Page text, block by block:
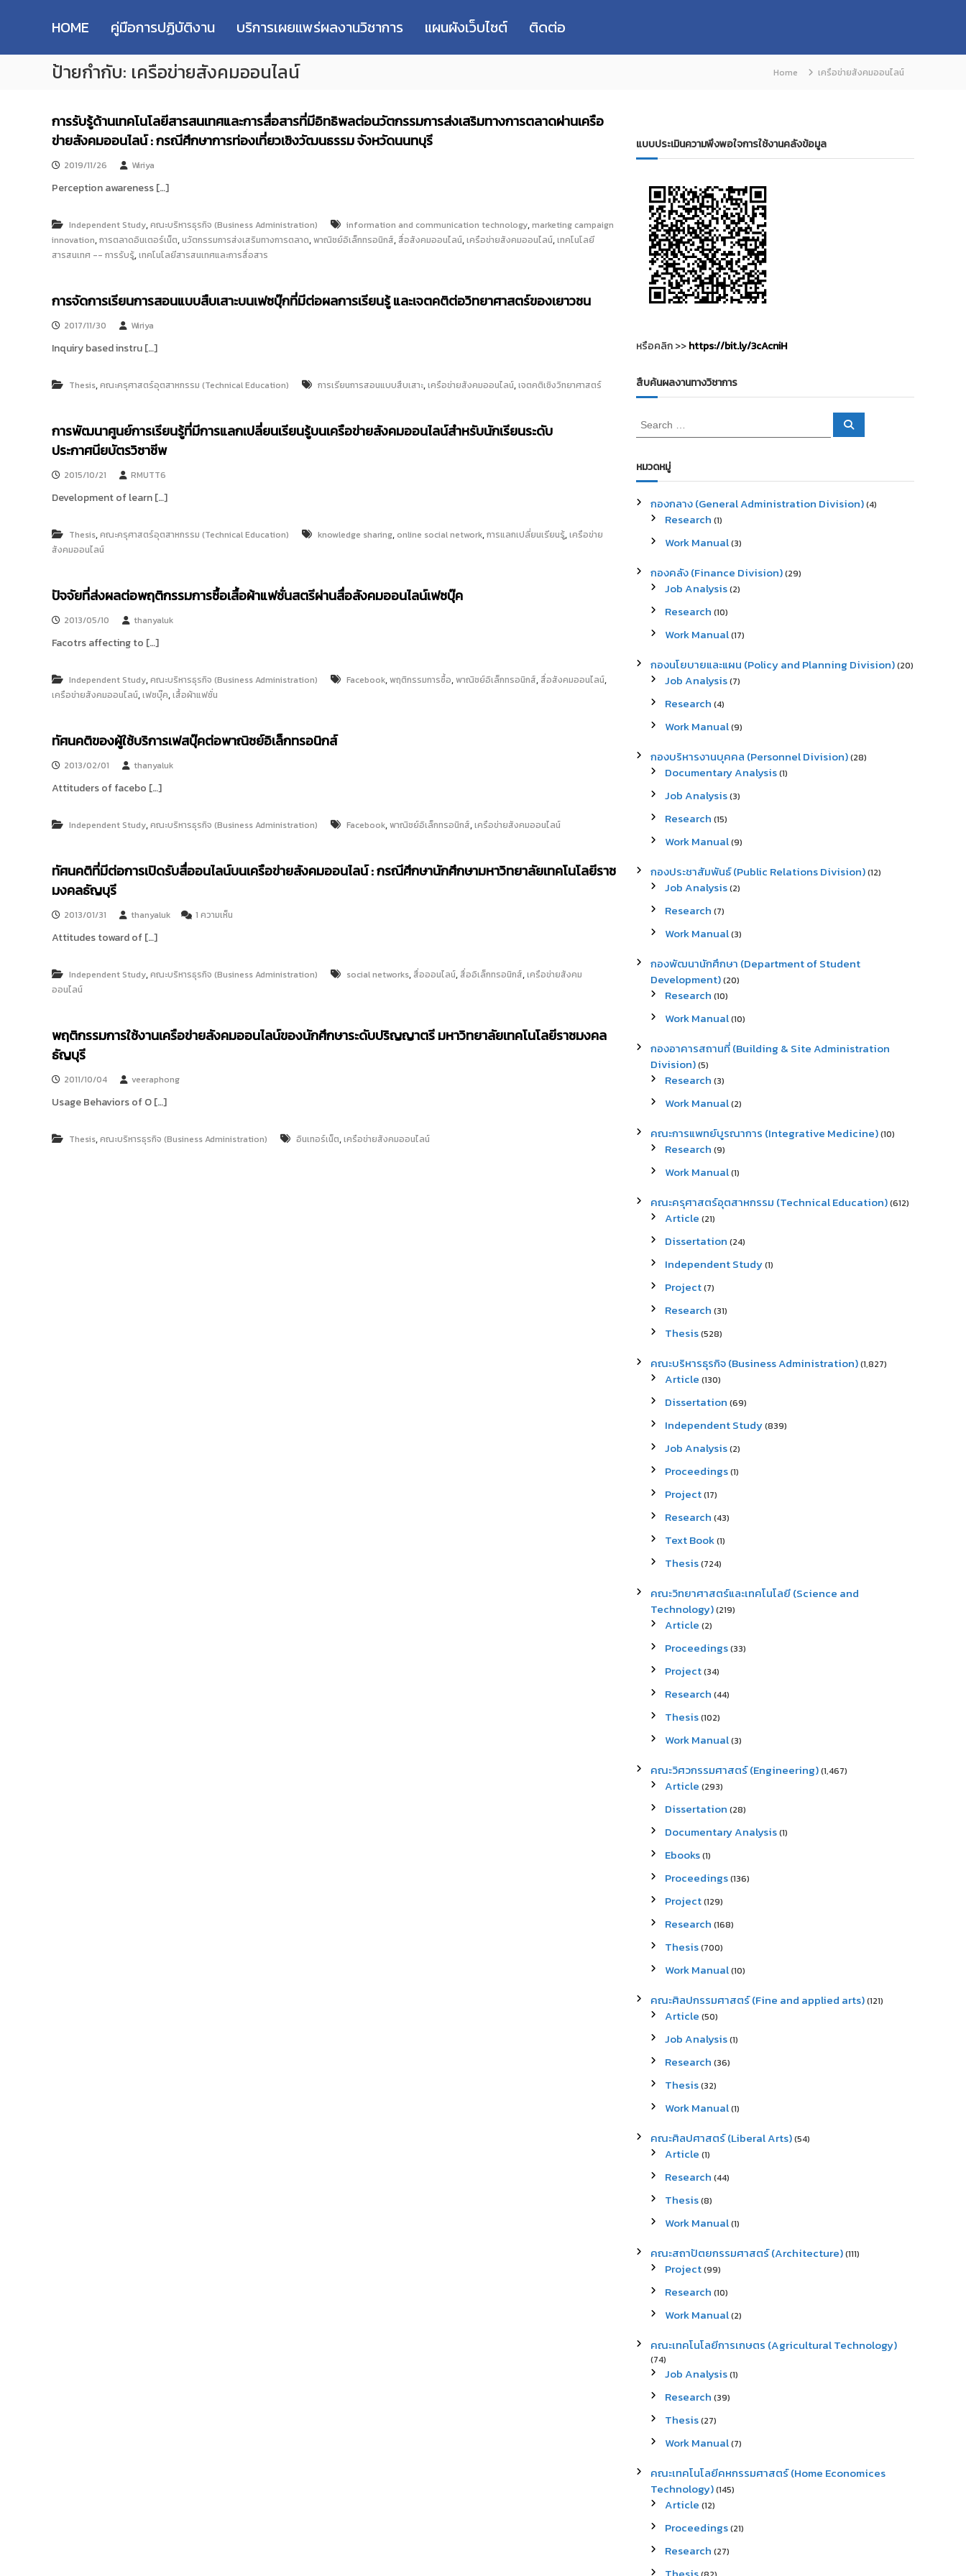
p
M
T
T
e
s
e
a
r
c
h
R
e
s
t
o
y
ค
ลั
ง
ข้
อ
มู
ล
ง
า
วิ
จั
ย
ห
วิ
ท
ย
เ
โ
โ
ช
ม
ง
ล
ญ
HOME คู่มือการปฏิบัติงาน บริการเผยแพร่ผลงานวิชาการ แผนผังเว็บไซต์ ติดต่อ
ป้ายกำกับ: เครือข่ายสังคมออนไลน์ Home เครือข่ายสังคมออนไลน์
การรับรู้ด้านเทคโนโลยีสารสนเทศและการสื่อสารที่มีอิทธิพลต่อนวัตกรรมการส่งเสริมทางการตลาดผ่านเครือ
ข่ายสังคมออนไลน์ : กรณีศึกษาการท่องเที่ยวเชิงวัฒนธรรม จังหวัดนนทบุรี
2019/11/26 Wiriya
Perception awareness […]
Independent Study,คณะบริหารธุรกิจ (Business Administration) information and communication technology,marketing campaign
innovation,การตลาดอินเตอร์เน็ต,นวัตกรรมการส่งเสริมทางการตลาด,พาณิชย์อิเล็กทรอนิกส์, สื่อสังคมออนไลน์,เครือข่ายสังคมออนไลน์,เทคโนโลยี
สารสนเทศ -- การรับรู้,เทคโนโลยีสารสนเทศและการสื่อสาร
การจัดการเรียนการสอนแบบสืบเสาะบนเฟซบุ๊กที่มีต่อผลการเรียนรู้ และเจตคติต่อวิทยาศาสตร์ของเยาวชน
2017/11/30 Wiriya
Inquiry based instru […]
Thesis,คณะครุศาสตร์อุตสาหกรรม (Technical Education) การเรียนการสอนแบบสืบเสาะ,เครือข่ายสังคมออนไลน์,เจตคติเชิงวิทยาศาสตร์
การพัฒนาศูนย์การเรียนรู้ที่มีการแลกเปลี่ยนเรียนรู้บนเครือข่ายสังคมออนไลน์สำหรับนักเรียนระดับ
ประกาศนียบัตรวิชาชีพ
2015/10/21 RMUTT6
Development of learn […]
Thesis,คณะครุศาสตร์อุตสาหกรรม (Technical Education) knowledge sharing, online social network,การแลกเปลี่ยนเรียนรู้,เครือข่าย
สังคมออนไลน์
ปัจจัยที่ส่งผลต่อพฤติกรรมการซื้อเสื้อผ้าแฟชั่นสตรีผ่านสื่อสังคมออนไลน์เฟซบุ๊ค
2013/05/10 thanyaluk
Facotrs affecting to […]
Independent Study,คณะบริหารธุรกิจ (Business Administration) Facebook,พฤติกรรมการซื้อ,พาณิชย์อิเล็กทรอนิกส์, สื่อสังคมออนไลน์,
เครือข่ายสังคมออนไลน์,เฟซบุ๊ค,เสื้อผ้าแฟชั่น
ทัศนคติของผู้ใช้บริการเฟสบุ๊คต่อพาณิชย์อิเล็กทรอนิกส์
2013/02/01 thanyaluk
Attituders of facebo […]
Independent Study,คณะบริหารธุรกิจ (Business Administration) Facebook,พาณิชย์อิเล็กทรอนิกส์,เครือข่ายสังคมออนไลน์
ทัศนคติที่มีต่อการเปิดรับสื่ออนไลน์บนเครือข่ายสังคมออนไลน์ : กรณีศึกษานักศึกษามหาวิทยาลัยเทคโนโลยีราช
มงคลธัญบุรี
2013/01/31 thanyaluk 1 ความเห็น
ค
ต่
อ
Attitudes toward of […]
Independent Study,คณะบริหารธุรกิจ (Business Administration) social networks, สื่อออนไลน์, สื่ออิเล็กทรอนิกส์,เครือข่ายสังคม
ออนไลน์
พฤติกรรมการใช้งานเครือข่ายสังคมออนไลน์ของนักศึกษาระดับปริญญาตรี มหาวิทยาลัยเทคโนโลยีราชมงคล
ธัญบุรี
2011/10/04 veeraphong
Usage Behaviors of O […]
Thesis,คณะบริหารธุรกิจ (Business Administration) อินเทอร์เน็ต,เครือข่ายสังคมออนไลน์
แบบประเมินความพึงพอใจการใช้งานคลังข้อมูล
หรือคลิก >>https://bit.ly/3cAcniH
สืบค้นผลงานทางวิชาการ
S
e
r
c
f
S
หมวดหมู่
กองกลาง (General Administration Division)(4)
Research (1)
Work Manual(3)
กองคลัง (Finance Division)(29)
Job Analysis(2)
Research (10)
Work Manual(17)
กองนโยบายและแผน (Policy and Planning Division)(20)
Job Analysis(7)
Research (4)
Work Manual(9)
กองบริหารงานบุคคล (Personnel Division)(28)
Documentary Analysis(1)
Job Analysis(3)
Research (15)
Work Manual(9)
กองประชาสัมพันธ์ (Public Relations Division)(12)
Job Analysis(2)
Research (7)
Work Manual(3)
กองพัฒนานักศึกษา (Department of Student
Development)(20)
Research (10)
Work Manual(10)
กองอาคารสถานที่ (Building & Site Administration
Division)(5)
Research (3)
Work Manual(2)
คณะการแพทย์บูรณาการ (Integrative Medicine)(10)
Research (9)
Work Manual(1)
คณะครุศาสตร์อุตสาหกรรม (Technical Education)(612)
Article (21)
Dissertation (24)
Independent Study(1)
Project(7)
Research (31)
Thesis(528)
คณะบริหารธุรกิจ (Business Administration)(1,827)
Article (130)
Dissertation (69)
Independent Study(839)
Job Analysis(2)
Proceedings(1)
Project(17)
Research (43)
Text Book(1)
Thesis(724)
คณะวิทยาศาสตร์และเทคโนโลยี (Science and
Technology)(219)
Article (2)
Proceedings(33)
Project(34)
Research (44)
Thesis(102)
Work Manual(3)
คณะวิศวกรรมศาสตร์ (Engineering)(1,467)
Article (293)
Dissertation (28)
Documentary Analysis(1)
Ebooks(1)
Proceedings(136)
Project(129)
Research (168)
Thesis(700)
Work Manual(10)
คณะศิลปกรรมศาสตร์ (Fine and applied arts)(121)
Article (50)
Job Analysis(1)
Research (36)
Thesis(32)
Work Manual(1)
คณะศิลปศาสตร์ (Liberal Arts)(54)
Article (1)
Research (44)
Thesis(8)
Work Manual(1)
คณะสถาปัตยกรรมศาสตร์ (Architecture)(111)
Project(99)
Research (10)
Work Manual(2)
คณะเทคโนโลยีการเกษตร (Agricultural Technology)
(74)
Job Analysis(1)
Research (39)
Thesis(27)
Work Manual(7)
คณะเทคโนโลยีคหกรรมศาสตร์ (Home Economices
Technology)(145)
Article (12)
Proceedings(21)
Research (27)